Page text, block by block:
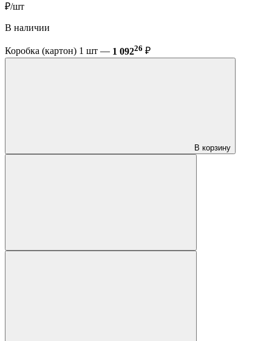
₽/шт
В наличии
Коробка (картон) 1 шт — 1 09226 ₽
В корзину